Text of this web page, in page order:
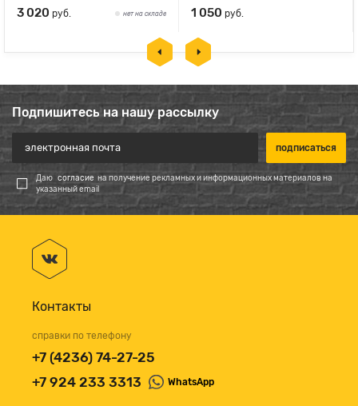
3 020 руб. нет на складе 1 050 руб.
Подпишитесь на нашу рассылку
Даю согласие на получение рекламных и информационных материалов на
указанный email
Контакты
справки по телефону
+7 (4236) 74-27-25
+7 924 233 3313
WhatsApp